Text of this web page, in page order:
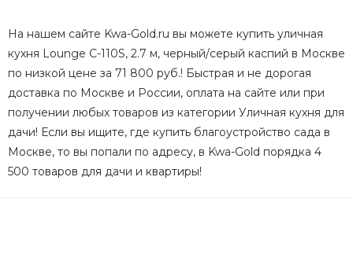
На нашем сайте Kwa-Gold.ru вы можете купить уличная
кухня Lounge C-110S, 2.7 м, черный/серый каспий в Москве
по низкой цене за 71 800 руб.! Быстрая и не дорогая
доставка по Москве и России, оплата на сайте или при
получении любых товаров из категории Уличная кухня для
дачи! Если вы ищите, где купить благоустройство сада в
Москве, то вы попали по адресу, в Kwa-Gold порядка 4
500 товаров для дачи и квартиры!